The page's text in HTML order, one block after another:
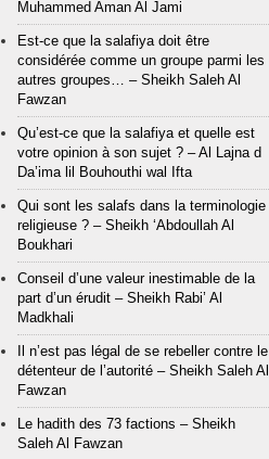
Muhammed Aman Al Jami
Est-ce que la salafiya doit être
considérée comme un groupe parmi les
autres groupes… – Sheikh Saleh Al
Fawzan
Qu’est-ce que la salafiya et quelle est
votre opinion à son sujet ? – Al Lajna d
Da’ima lil Bouhouthi wal Ifta
Qui sont les salafs dans la terminologie
religieuse ? – Sheikh ‘Abdoullah Al
Boukhari
Conseil d’une valeur inestimable de la
part d’un érudit – Sheikh Rabi’ Al
Madkhali
Il n’est pas légal de se rebeller contre le
détenteur de l’autorité – Sheikh Saleh Al
Fawzan
Le hadith des 73 factions – Sheikh
Saleh Al Fawzan